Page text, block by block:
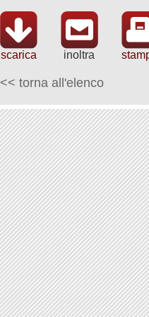
scarica inoltra
<< torna all'elenco